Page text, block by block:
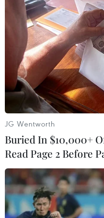
#UK97 #Quốc tế ngữ
#Quảng bá
TP. Hà Nội
JG Wentworth
Buried In $10,000+
Read Page 2 Before